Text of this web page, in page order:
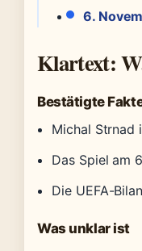
6.
Klartext:
Bestätigte
Michal Strnad
Das Spiel am
Die UEFA-
Was unklar ist